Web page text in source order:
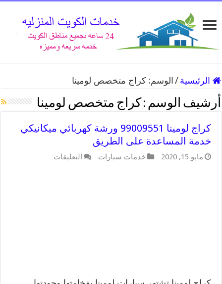
الرئيسية / الوسم:كراج متخصص لومينا
أرشيف الوسم : كراج متخصص لومينا
كراج لومينا 99009551 ورشة كهربائي ميكانيكي
خدمة المساعدة على الطريق
مايو 15, 2020 خدمات سيارات التعليقات